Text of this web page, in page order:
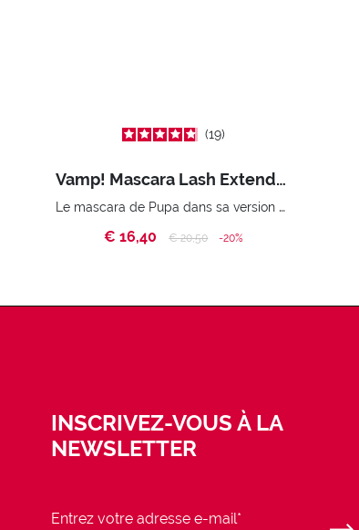
19
Vamp! Mascara Lash Extender
Le mascara de Pupa dans sa version Extender. Volume extension 3D. Des cils amplifiés et liftés à l’infini.
€ 16,40
Price reduced from
€ 20,50to -20%
INSCRIVEZ-VOUS À LA
NEWSLETTER